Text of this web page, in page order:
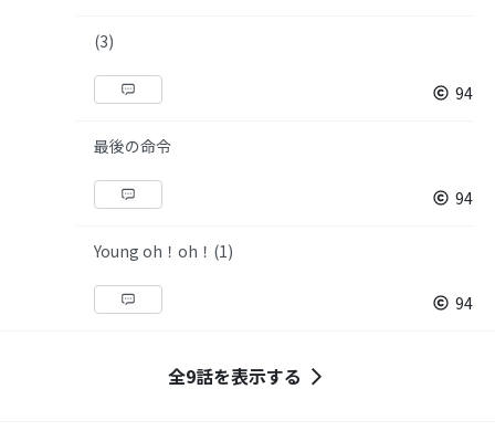
(3)
94
最後の命令
94
Young oh！oh！(1)
94
全9話を表示する